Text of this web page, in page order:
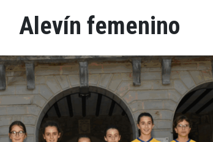
Alevín femenino